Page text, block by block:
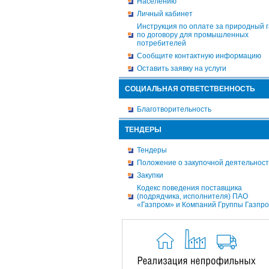
Личный кабинет
Инструкция по оплате за природный
по договору для промышленных
потребителей
Сообщите контактную информацию
Оставить заявку на услуги
СОЦИАЛЬНАЯ ОТВЕТСТВЕННОСТЬ
Благотворительность
ТЕНДЕРЫ
Тендеры
Положение о закупочной
Закупки
Кодекс поведения поставщика
(подрядчика, исполнителя) ПАО
«Газпром» и Компаний Группы